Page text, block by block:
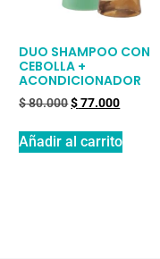
DUO SHAMPOO CON
CEBOLLA +
ACONDICIONADOR
$80.000$77.000
Añadir al carrito